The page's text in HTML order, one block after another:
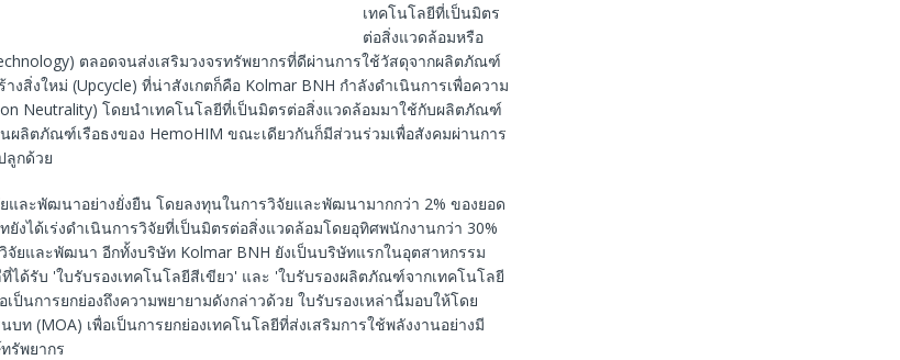
เทคโนโลยีที่เป็นมิตร
ต่อสิ่งแวดล้อมหรือ
ตลอดจนส่งเสริมวงจรทรัพยากรที่ดีผ่านการใช้วัสดุจากผลิตภัณฑ์
งสิ่งใหม่ (Upcycle) ที่น่าสังเกตก็คือ Kolmar BNH กำลังดำเนินการเพื่อความ
Neutrality) โดยนำเทคโนโลยีที่เป็นมิตรต่อสิ่งแวดล้อมมาใช้กับผลิตภัณฑ์
ผลิตภัณฑ์เรือธงของ HemoHIM ขณะเดียวกันก็มีส่วนร่วมเพื่อสังคมผ่านการ
ลูกด้วย
และพัฒนาอย่างยั่งยืน โดยลงทุนในการวิจัยและพัฒนามากกว่า 2% ของยอด
งได้เร่งดำเนินการวิจัยที่เป็นมิตรต่อสิ่งแวดล้อมโดยอุทิศพนักงานกว่า 30%
ยและพัฒนา อีกทั้งบริษัท Kolmar BNH ยังเป็นบริษัทแรกในอุตสาหกรรม
ได้รับ 'ใบรับรองเทคโนโลยีสีเขียว' และ 'ใบรับรองผลิตภัณฑ์จากเทคโนโลยี
เป็นการยกย่องถึงความพยายามดังกล่าวด้วย ใบรับรองเหล่านี้มอบให้โดย
บท (MOA) เพื่อเป็นการยกย่องเทคโนโลยีที่ส่งเสริมการใช้พลังงานอย่างมี
รัพยากร